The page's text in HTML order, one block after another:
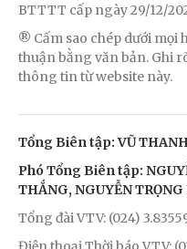
BTTTT cấp ngày 29/12/
® Cấm sao chép dưới mọi
thuận bằng văn bản. Ghi
thông tin từ website này.
Tổng Biên tập: VŨ
Phó Tổng Biên tập:
THẮNG, NGUYỄN
Tổng đài VTV: (024)